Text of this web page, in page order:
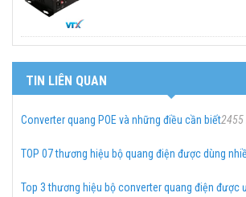
TIN LIÊN QUAN
Converter quang POE và những điều cần biết2455
TOP 07 thương hiệu bộ quang điện được dùng
Top 3 thương hiệu bộ converter quang điện được